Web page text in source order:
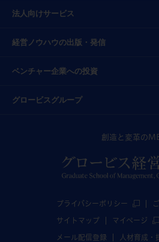
法人向けサービス
経営ノウハウの出版・発信
ベンチャー企業への投資
グロービスグループ
創造と変革の
プライバシーポリシー
サイトマップ マイページ
メール配信登録 人材育成・